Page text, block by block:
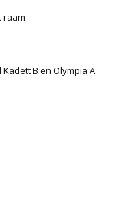
raam
B en Olympia A